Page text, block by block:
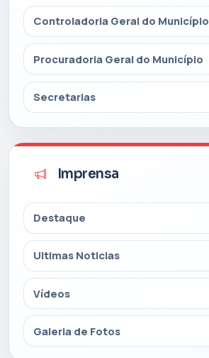
Controladoria Geral do Município
Procuradoria Geral do Município
Secretarias
Imprensa
Destaque
Ultimas Noticias
Vídeos
Galeria de Fotos